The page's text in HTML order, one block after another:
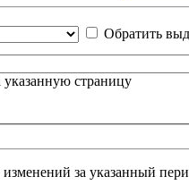
Обратить
указанную страницу
за указанный